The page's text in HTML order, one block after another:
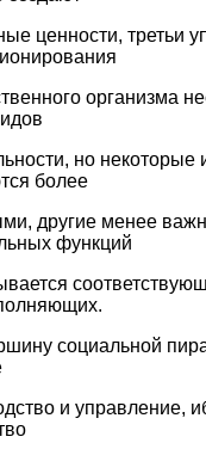
ценности, третьи
организма
но некоторые
более
другие менее
функций
социальной
и управление,